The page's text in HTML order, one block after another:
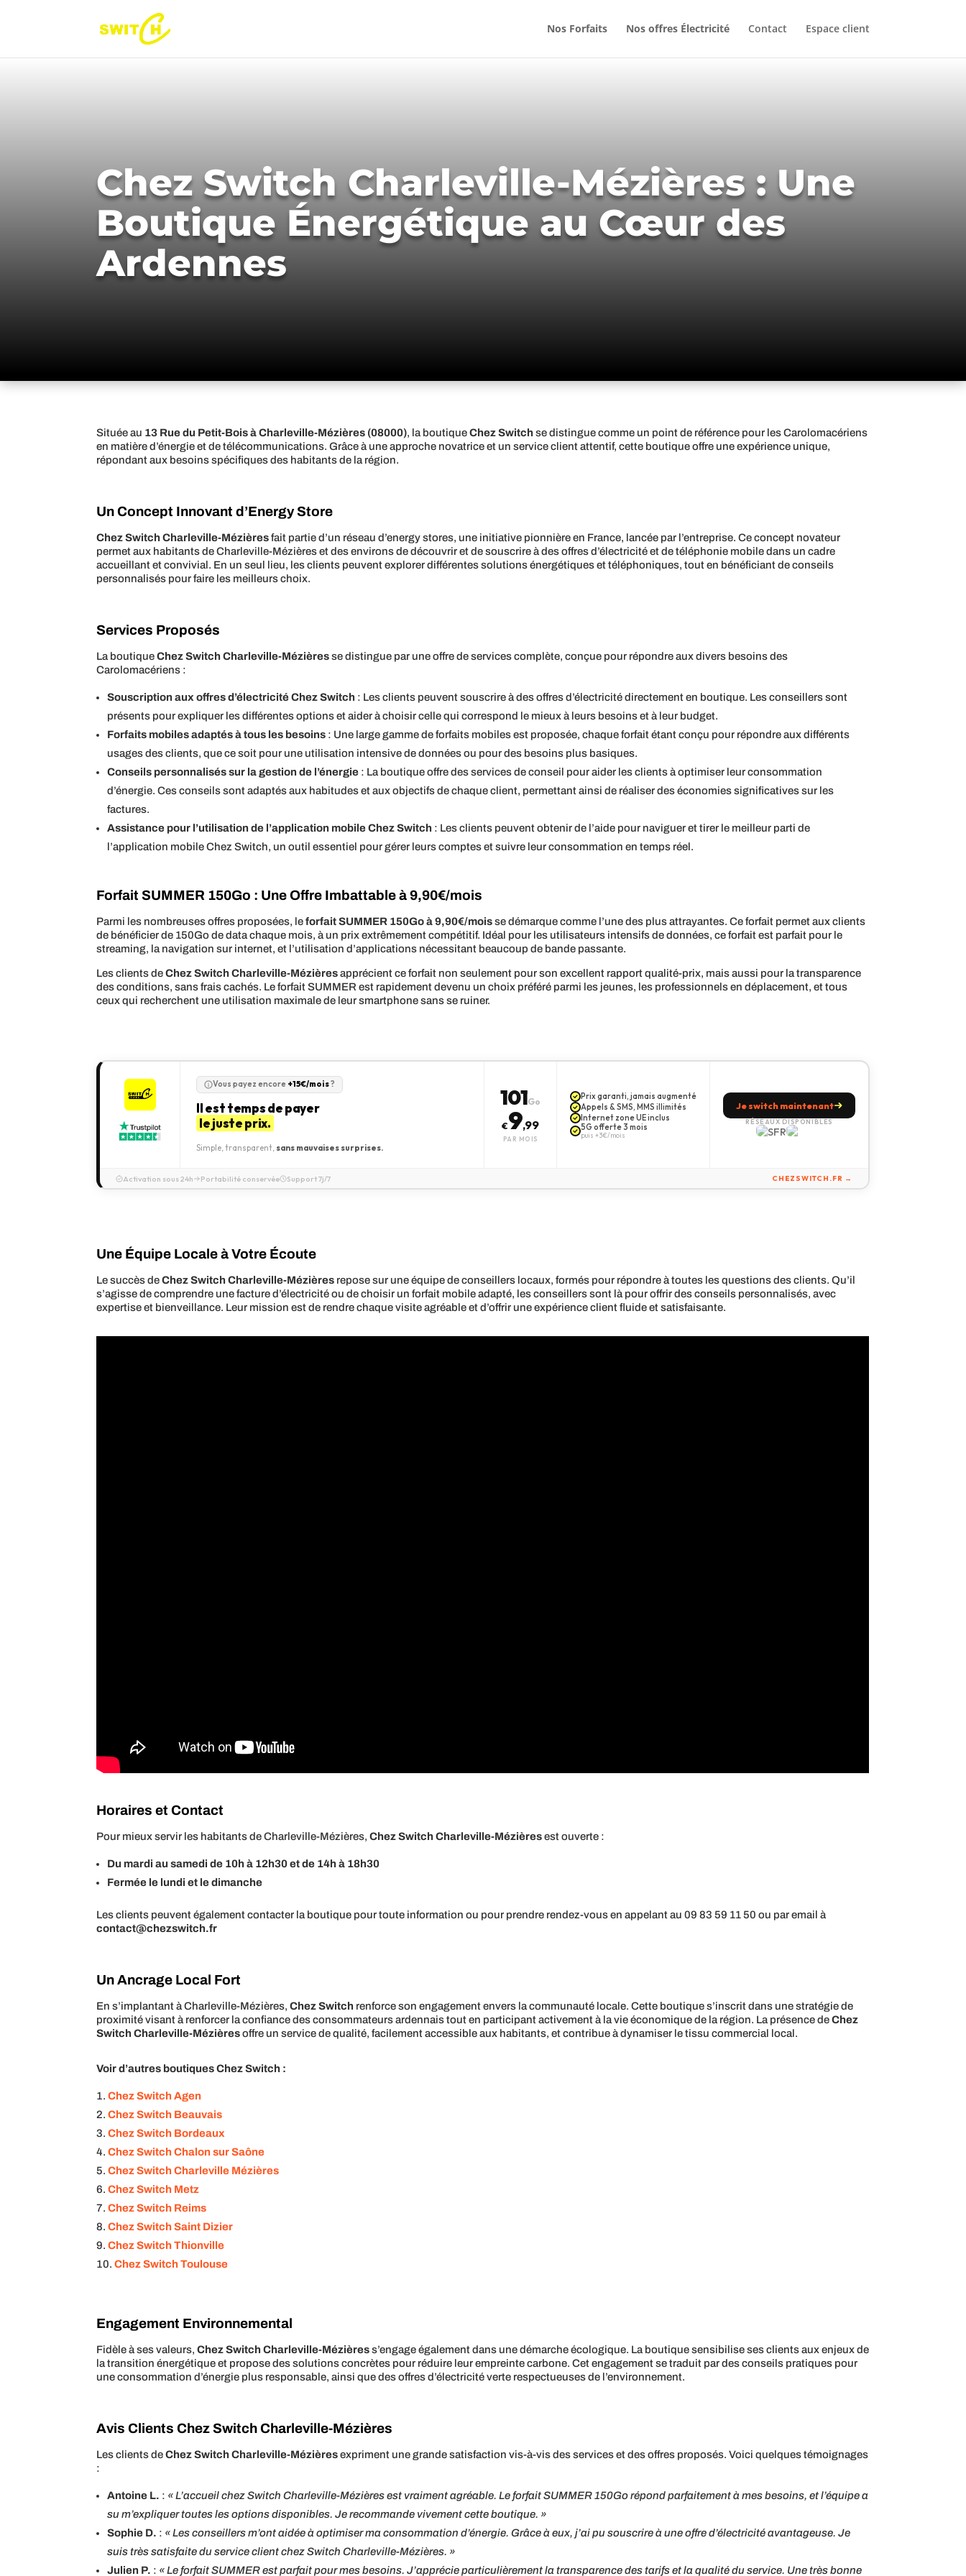
Nos Forfaits Nos offres Électricité Contact Espace client
Chez Switch Charleville-Mézières : Une
Boutique Énergétique au Cœur des
Ardennes
Située au 13 Rue du Petit-Bois à Charleville-Mézières (08000), la boutiqueChez Switch se distingue comme un point de référence pour les Carolomacériens
en matière d’énergie et de télécommunications. Grâce à une approche novatrice et un service client attentif, cette boutique offre une expérience unique,
répondant aux besoins spécifiques des habitants de la région.
Un Concept Innovant d’Energy Store
Chez Switch Charleville-Mézièresfait partie d’un réseau d’energy stores, une initiative pionnière en France, lancée par l’entreprise. Ce concept novateur
permet aux habitants de Charleville-Mézières et des environs de découvrir et de souscrire à des offres d’électricité et de téléphonie mobile dans un cadre
accueillant et convivial. En un seul lieu, les clients peuvent explorer différentes solutions énergétiques et téléphoniques, tout en bénéficiant de conseils
personnalisés pour faire les meilleurs choix.
Services Proposés
La boutiqueChez Switch Charleville-Mézièresse distingue par une offre de services complète, conçue pour répondre aux divers besoins des
Carolomacériens :
Souscription aux offres d’électricité Chez Switch : Les clients peuvent souscrire à des offres d’électricité directement en boutique. Les conseillers sont
présents pour expliquer les différentes options et aider à choisir celle qui correspond le mieux à leurs besoins et à leur budget.
Forfaits mobiles adaptés à tous les besoins : Une large gamme de forfaits mobiles est proposée, chaque forfait étant conçu pour répondre aux différents
usages des clients, que ce soit pour une utilisation intensive de données ou pour des besoins plus basiques.
Conseils personnalisés sur la gestion de l’énergie : La boutique offre des services de conseil pour aider les clients à optimiser leur consommation
d’énergie. Ces conseils sont adaptés aux habitudes et aux objectifs de chaque client, permettant ainsi de réaliser des économies significatives sur les
factures.
Assistance pour l’utilisation de l’application mobile Chez Switch : Les clients peuvent obtenir de l’aide pour naviguer et tirer le meilleur parti de
l’application mobile Chez Switch, un outil essentiel pour gérer leurs comptes et suivre leur consommation en temps réel.
Forfait SUMMER 150Go : Une Offre Imbattable à 9,90€/mois
Parmi les nombreuses offres proposées, leforfait SUMMER 150Go à 9,90€/moisse démarque comme l’une des plus attrayantes. Ce forfait permet aux clients
de bénéficier de 150Go de data chaque mois, à un prix extrêmement compétitif. Idéal pour les utilisateurs intensifs de données, ce forfait est parfait pour le
streaming, la navigation sur internet, et l’utilisation d’applications nécessitant beaucoup de bande passante.
Les clients deChez Switch Charleville-Mézièresapprécient ce forfait non seulement pour son excellent rapport qualité-prix, mais aussi pour la transparence
des conditions, sans frais cachés. Le forfait SUMMER est rapidement devenu un choix préféré parmi les jeunes, les professionnels en déplacement, et tous
ceux qui recherchent une utilisation maximale de leur smartphone sans se ruiner.
Vous payez encore +15€/mois?
Il est temps de payer
le juste prix.
Simple, transparent, sans mauvaises surprises.
101Go
€9,99
PAR MOIS
Prix garanti, jamais augmenté
Appels & SMS, MMS illimités
Internet zone UE inclus
5G offerte 3 mois
puis +3€/mois
Je switch maintenant
RÉSEAUX DISPONIBLES
Activation sous 24h Portabilité conservée Support 7j/7 CHEZSWITCH.FR →
Une Équipe Locale à Votre Écoute
Le succès deChez Switch Charleville-Mézières repose sur une équipe de conseillers locaux, formés pour répondre à toutes les questions des clients. Qu’il
s’agisse de comprendre une facture d’électricité ou de choisir un forfait mobile adapté, les conseillers sont là pour offrir des conseils personnalisés, avec
expertise et bienveillance. Leur mission est de rendre chaque visite agréable et d’offrir une expérience client fluide et satisfaisante.
Horaires et Contact
Pour mieux servir les habitants de Charleville-Mézières,Chez Switch Charleville-Mézièresest ouverte :
Du mardi au samedi de 10h à 12h30 et de 14h à 18h30
Fermée le lundi et le dimanche
Les clients peuvent également contacter la boutique pour toute information ou pour prendre rendez-vous en appelant au 09 83 59 11 50 ou par email à
contact@chezswitch.fr
Un Ancrage Local Fort
En s’implantant à Charleville-Mézières,Chez Switch renforce son engagement envers la communauté locale. Cette boutique s’inscrit dans une stratégie de
proximité visant à renforcer la confiance des consommateurs ardennais tout en participant activement à la vie économique de la région. La présence deChez
Switch Charleville-Mézièresoffre un service de qualité, facilement accessible aux habitants, et contribue à dynamiser le tissu commercial local.
Voir d’autres boutiques Chez Switch :
Chez Switch Agen
Chez Switch Beauvais
Chez Switch Bordeaux
Chez Switch Chalon sur Saône
Chez Switch Charleville Mézières
Chez Switch Metz
Chez Switch Reims
Chez Switch Saint Dizier
Chez Switch Thionville
Chez Switch Toulouse
Engagement Environnemental
Fidèle à ses valeurs,Chez Switch Charleville-Mézièress’engage également dans une démarche écologique. La boutique sensibilise ses clients aux enjeux de
la transition énergétique et propose des solutions concrètes pour réduire leur empreinte carbone. Cet engagement se traduit par des conseils pratiques pour
une consommation d’énergie plus responsable, ainsi que des offres d’électricité verte respectueuses de l’environnement.
Avis Clients Chez Switch Charleville-Mézières
Les clients deChez Switch Charleville-Mézièresexpriment une grande satisfaction vis-à-vis des services et des offres proposés. Voici quelques témoignages
:
Antoine L. : « L’accueil chez Switch Charleville-Mézières est vraiment agréable. Le forfait SUMMER 150Go répond parfaitement à mes besoins, et l’équipe a
su m’expliquer toutes les options disponibles. Je recommande vivement cette boutique. »
Sophie D. : « Les conseillers m’ont aidée à optimiser ma consommation d’énergie. Grâce à eux, j’ai pu souscrire à une offre d’électricité avantageuse. Je
suis très satisfaite du service client chez Switch Charleville-Mézières. »
Julien P. : « Le forfait SUMMER est parfait pour mes besoins. J’apprécie particulièrement la transparence des tarifs et la qualité du service. Une très bonne